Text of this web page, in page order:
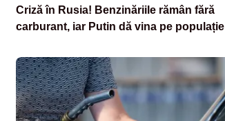
Criză în Rusia! Benzinăriile rămân fără
carburant, iar Putin dă vina pe populație